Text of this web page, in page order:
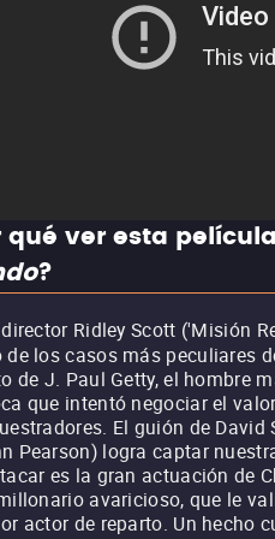
qué ver esta película
?
Ridley Scott ('Misión
de los casos más peculiares
de J. Paul Getty, el hombre
que intentó negociar el
El guión de
Pearson) logra captar
es la gran actuación de
avaricioso, que le
actor de reparto. Un hecho